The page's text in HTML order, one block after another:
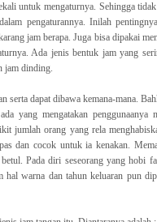
untuk mengaturnya. Sehingga
pengaturannya. Inilah
jam berapa. Juga bisa dipakai
Ada jenis bentuk jam yang
jam dinding.
serta dapat dibawa kemana-mana.
yang mengatakan penggunaanya
jumlah orang yang rela
dan cocok untuk ia kenakan.
Pada diri seseorang yang hobi
warna dan tahun keluaran pun